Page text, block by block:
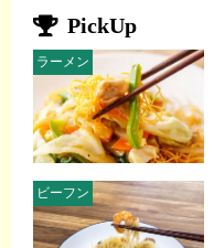
PickUp
ラーメン
ビーフン